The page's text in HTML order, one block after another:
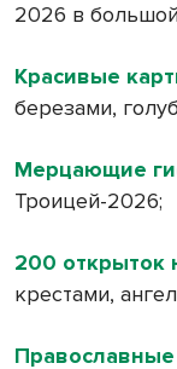
2026 в
Красивые
березами,
Мерцающие
Троицей-2026;
200 открыток
крестами,